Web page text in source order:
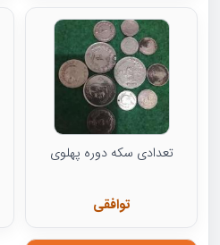
تعدادی سکه دوره پهلوی
توافقی